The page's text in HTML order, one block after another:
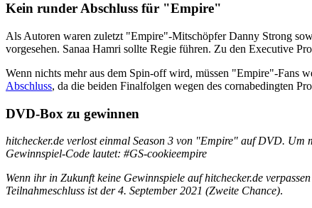
Kein runder Abschluss für "Empire"
Als Autoren waren zuletzt "Empire"-Mitschöpfer Danny Strong
vorgesehen. Sanaa Hamri sollte Regie führen. Zu den Executive
Wenn nichts mehr aus dem Spin-off wird, müssen "Empire"-Fans
Abschluss, da die beiden Finalfolgen wegen des cornabedingten
DVD-Box zu gewinnen
hitchecker.de verlost einmal Season 3 von "Empire" auf DVD.
Gewinnspiel-Code lautet: #GS-cookieempire
Wenn ihr in Zukunft keine Gewinnspiele auf hitchecker.de
Teilnahmeschluss ist der 4. September 2021 (Zweite Chance).